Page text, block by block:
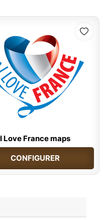
I Love France maps
CONFIGURER